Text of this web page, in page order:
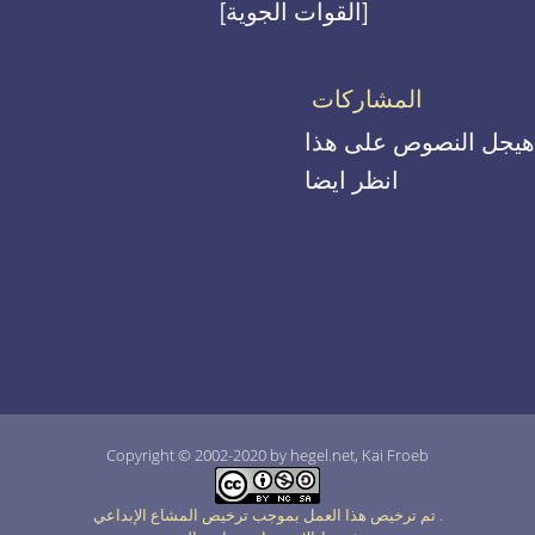
[القوات الجوية]
المشاركات
هيجل النصوص على هذا
انظر ايضا
Copyright © 2002-2020 by hegel.net, Kai Froeb
.